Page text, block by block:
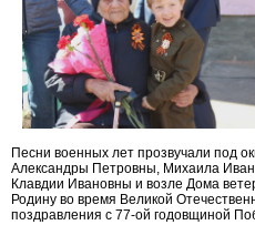
Песни военных лет прозвучали под
Александры Петровны, Михаила
Клавдии Ивановны и возле Дома
Родину во время Великой
поздравления с 77-ой годовщиной